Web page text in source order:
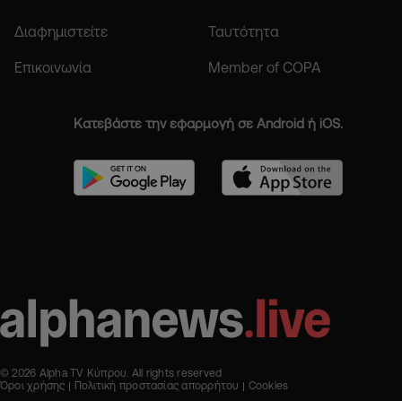
Διαφημιστείτε Ταυτότητα
Επικοινωνία Member of COPA
Κατεβάστε την εφαρμογή σε Android ή iOS.
© 2026 Alpha TV Κύπρου. All rights reserved
Όροι χρήσης
Πολιτική προστασίας απορρήτου Cookies